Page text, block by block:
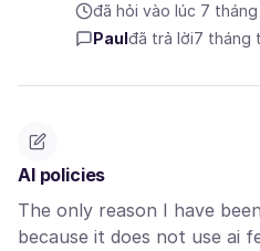
đã hỏi vào lúc 7
Paul đã trả lời7 tháng
AI policies
The only reason I have
because it does not use ai